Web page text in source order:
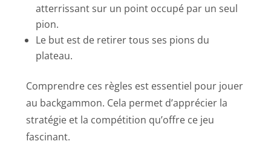
atterrissant sur un point occupé par un seul
pion.
Le but est de retirer tous ses pions du
plateau.
Comprendre ces règles est essentiel pour jouer
au backgammon. Cela permet d’apprécier la
stratégie et la compétition qu’offre ce jeu
fascinant.